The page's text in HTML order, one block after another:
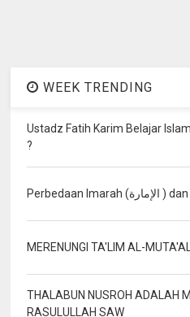
WEEK TRENDING
Ustadz Fatih Karim Belajar
?
MERENUNGI TA'LIM AL-
THALABUN NUSROH ADALAH
RASULULLAH SAW